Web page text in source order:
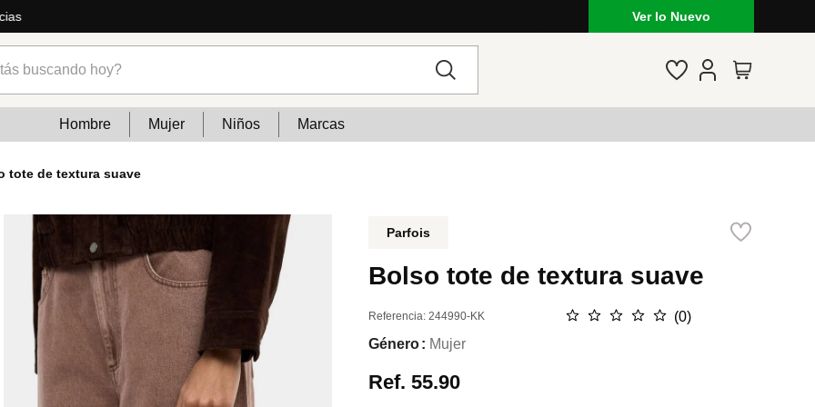
Ver lo Nuevo
Hombre Mujer Niños Marcas
tote de textura suave
Parfois
Bolso tote de textura suave
Referencia:244990-KK ☆ ☆ ☆ ☆ ☆ (0)
Género
Mujer
Ref.55.90